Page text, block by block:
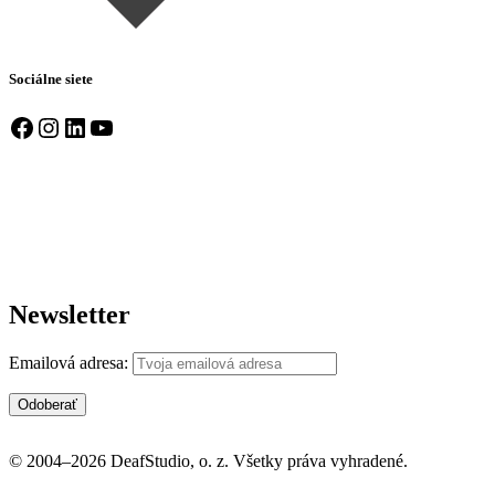
Sociálne siete
Facebook Instagram LinkedIn YouTube
Newsletter
Emailová adresa:
© 2004–2026 DeafStudio, o. z. Všetky práva vyhradené.